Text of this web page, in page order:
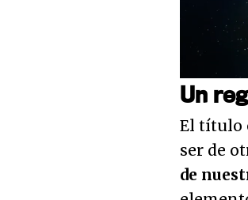
Un
El título
ser de
de